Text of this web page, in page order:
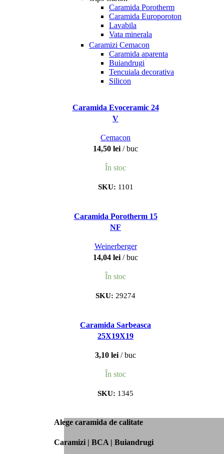
Caramida Porotherm
Caramida Europoroton
Lavabila
Vata minerala
Caramizi Cemacon
Caramida aparenta
Buiandrugi
Tencuiala decorativa
Silicon
Caramida Evoceramic 24
V
Cemacon
14,50 lei buc
În stoc
SKU: 1101
Caramida Porotherm 15
NF
Weinerberger
14,04 lei buc
În stoc
SKU: 29274
Caramida Sarbeasca
25X19X19
3,10 lei buc
În stoc
SKU: 1345
Alege caramida de calitate
Caramizi | BCA | Buiandrugi